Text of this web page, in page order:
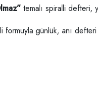
temalı spiralli defteri,
günlük, anı